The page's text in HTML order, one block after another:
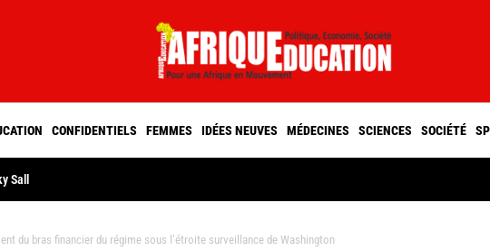
CONFIDENTIELS FEMMES IDÉES NEUVES MÉDECINES SCIENCES SOCIÉTÉ
Sall
du bras financier du régime sous l’étroite surveillance de Washington